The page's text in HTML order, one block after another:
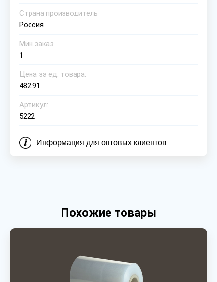
Страна производитель
Россия
Мин.заказ
1
Цена за ед. товара:
482.91
Артикул:
5222
Информация для оптовых клиентов
Похожие товары